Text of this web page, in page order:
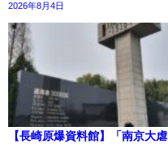
2026年8月4日
【長崎原爆資料館】「南京大虐